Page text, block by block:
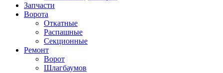
Запчасти
Ворота
Откатные
Распашные
Секционные
Ремонт
Ворот
Шлагбаумов